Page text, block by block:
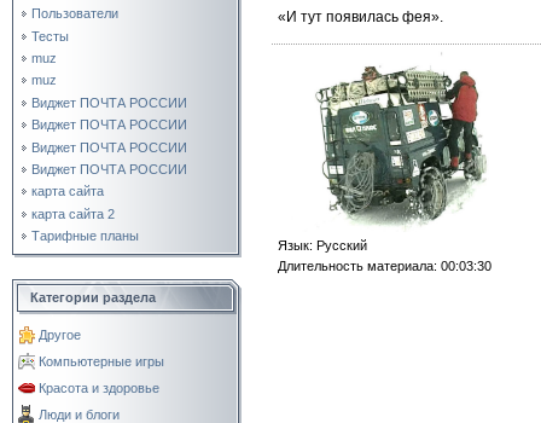
Пользователи
Тесты
muz
muz
Виджет ПОЧТА РОССИИ
Виджет ПОЧТА РОССИИ
Виджет ПОЧТА РОССИИ
Виджет ПОЧТА РОССИИ
карта сайта
карта сайта 2
Тарифные планы
Категории раздела
Другое
Компьютерные игры
Красота и здоровье
Люди и блоги
«И тут появилась фея».
Язык: Русский
Длительность материала: 00:03:30